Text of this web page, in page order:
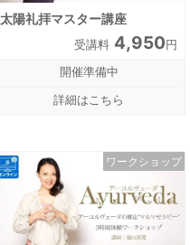
太陽礼拝マスター講座
受講料 4,950円
開催準備中
詳細はこちら
ワークショップ